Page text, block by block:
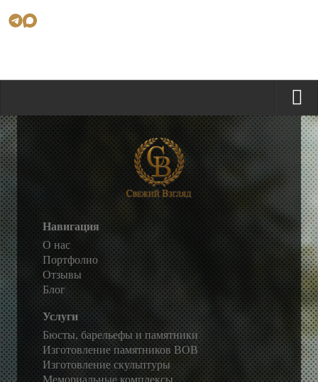
Навигация
О нас
Портфолио
Отзывы
Блог
Услуги
Бюсты, барельефы и памятники
Изготовление памятников ВОВ
Изготовление скульптуры